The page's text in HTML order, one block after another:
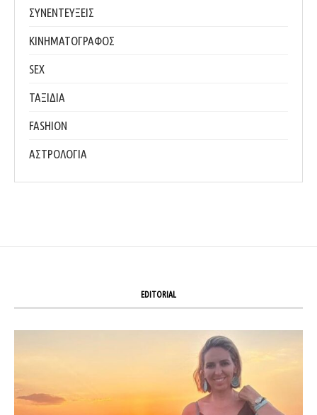
ΣΥΝΕΝΤΕΥΞΕΙΣ
ΚΙΝΗΜΑΤΟΓΡΑΦΟΣ
SEX
ΤΑΞΙΔΙΑ
FASHION
ΑΣΤΡΟΛΟΓΙΑ
EDITORIAL